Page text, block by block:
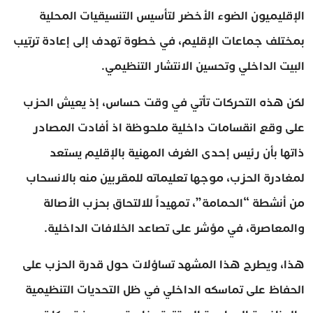
الإقليميون الضوء الأخضر لتأسيس التنسيقيات المحلية
بمختلف جماعات الإقليم، في خطوة تهدف إلى إعادة ترتيب
البيت الداخلي وتحسين الانتشار التنظيمي.
لكن هذه التحركات تأتي في وقت حساس، إذ يعيش الحزب
على وقع انقسامات داخلية ملحوظة اذ أفادت المصادر
ذاتها بأن رئيس إحدى الغرف المهنية بالإقليم يستعد
لمغادرة الحزب، موجها تعليماته للمقربين منه بالانسحاب
من أنشطة “الحمامة”، تمهيداً للالتحاق بحزب الأصالة
والمعاصرة، في مؤشر على تصاعد الخلافات الداخلية.
هذا، ويطرح هذا المشهد تساؤلات حول قدرة الحزب على
الحفاظ على تماسكه الداخلي في ظل التحديات التنظيمية